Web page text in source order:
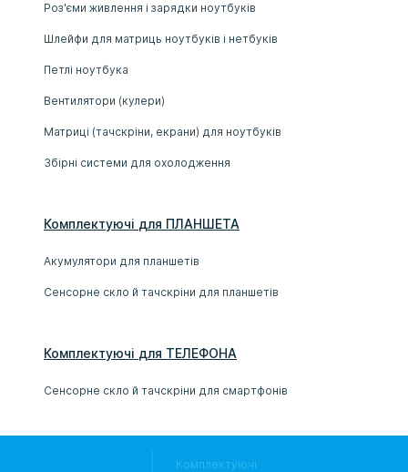
Роз'єми живлення і зарядки ноутбуків
Шлейфи для матриць ноутбуків і нетбуків
Петлі ноутбука
Вентилятори (кулери)
Матриці (тачскріни, екрани) для ноутбуків
Збірні системи для охолодження
Комплектуючі для ПЛАНШЕТА
Акумулятори для планшетів
Сенсорне скло й тачскріни для планшетів
Комплектуючі для ТЕЛЕФОНА
Сенсорне скло й тачскріни для смартфонів
Комплектуючі